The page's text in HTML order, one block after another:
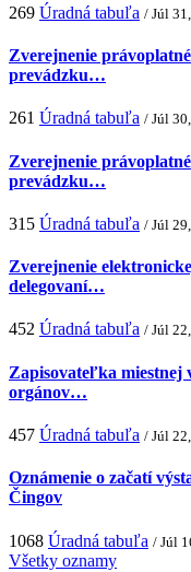
269 Úradná tabuľa / Júl
Zverejnenie
prevádzku…
261 Úradná tabuľa / Júl
Zverejnenie
prevádzku…
315 Úradná tabuľa / Júl
Zverejnenie
delegovaní…
452 Úradná tabuľa / Júl
Zapisovateľka miestnej
orgánov…
457 Úradná tabuľa / Júl
Oznámenie o začatí
Čingov
1068 Úradná tabuľa / Júl
Všetky oznamy